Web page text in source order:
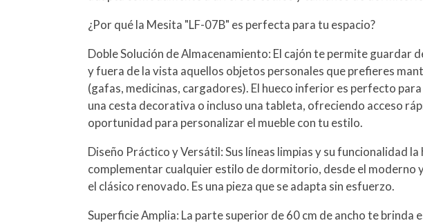
¿Por qué la Mesita "LF-07B" es perfecta para tu espacio?
Doble Solución de Almacenamiento: El cajón te permite guardar
y fuera de la vista aquellos objetos personales que prefieres
(gafas, medicinas, cargadores). El hueco inferior es perfecto
una cesta decorativa o incluso una tableta, ofreciendo acceso
oportunidad para personalizar el mueble con tu estilo.
Diseño Práctico y Versátil: Sus líneas limpias y su funcionalidad la
complementar cualquier estilo de dormitorio, desde el moderno
el clásico renovado. Es una pieza que se adapta sin esfuerzo.
Superficie Amplia: La parte superior de 60 cm de ancho te brinda